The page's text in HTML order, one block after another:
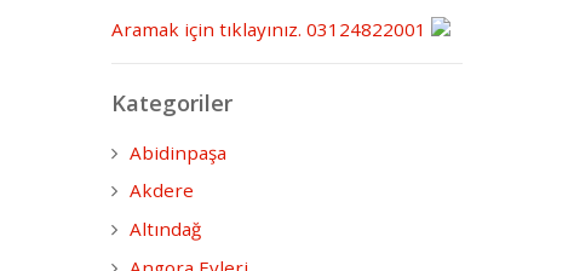
Aramak için tıklayınız. 03124822001
Kategoriler
Abidinpaşa
Akdere
Altındağ